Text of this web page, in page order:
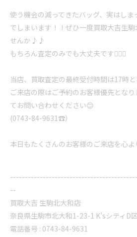
使う機会の減ってきたバッグ、実はし
でしまいます！！ぜひ一度買取大吉生
せんか♪♪
もちろん査定のみでも大丈夫です🙆‍♀️✨
当店、買取査定の最終受付時間は17時
ご来店の際はご予約のお客様優先とな
てお問い合わせください😊
(0743-84-9631☎️）
本日もたくさんのお客様のご来店を心
--
買取大吉 生駒北大和店
奈良県生駒市北大和1-23-1 K’sシティD
電話番号 : 0743-84-9631